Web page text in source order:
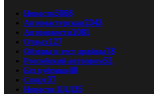
Новости5068
Автомастерская2343
Автоновости1081
Отдых127
Обзоры и тест драйвы78
Российский автопром52
Без рубрики48
Спорт37
Новости ПДД35